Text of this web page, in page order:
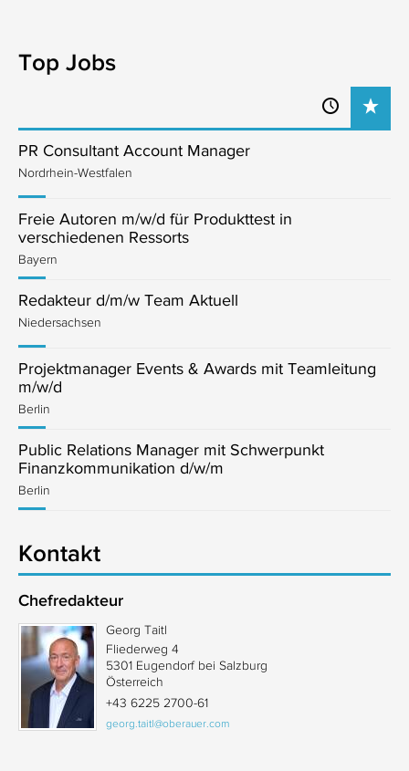
Top Jobs
PR Consultant Account Manager
Nordrhein-Westfalen
Freie Autoren m/w/d für Produkttest in
verschiedenen Ressorts
Bayern
Redakteur d/m/w Team Aktuell
Niedersachsen
Projektmanager Events & Awards mit Teamleitung
m/w/d
Berlin
Public Relations Manager mit Schwerpunkt
Finanzkommunikation d/w/m
Berlin
Kontakt
Chefredakteur
Georg Taitl
Fliederweg 4
5301 Eugendorf bei Salzburg
Österreich
+43 6225 2700-61
georg.taitl@oberauer.com